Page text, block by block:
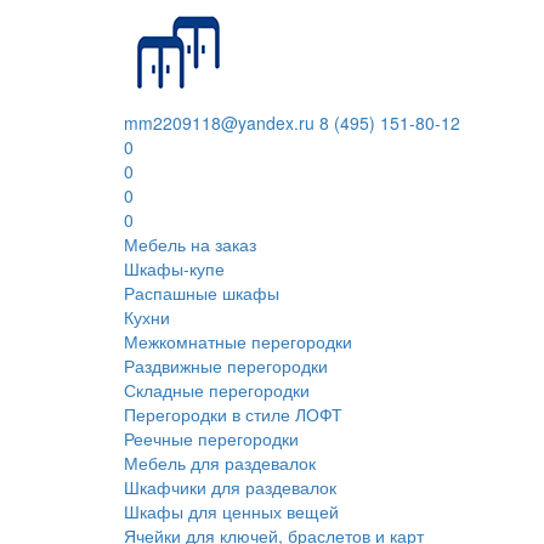
mm2209118@yandex.ru 8 (495) 151-80-12
0
0
0
0
Мебель на заказ
Шкафы-купе
Распашные шкафы
Кухни
Межкомнатные перегородки
Раздвижные перегородки
Складные перегородки
Перегородки в стиле ЛОФТ
Реечные перегородки
Мебель для раздевалок
Шкафчики для раздевалок
Шкафы для ценных вещей
Ячейки для ключей, браслетов и карт